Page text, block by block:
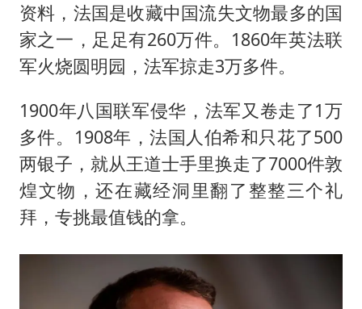
资料，法国是收藏中国流失文物最多的国
家之一，足足有260万件。1860年英法联
军火烧圆明园，法军掠走3万多件。
1900年八国联军侵华，法军又卷走了1万
多件。1908年，法国人伯希和只花了500
两银子，就从王道士手里换走了7000件敦
煌文物，还在藏经洞里翻了整整三个礼
拜，专挑最值钱的拿。